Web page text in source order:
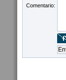
Comentario: